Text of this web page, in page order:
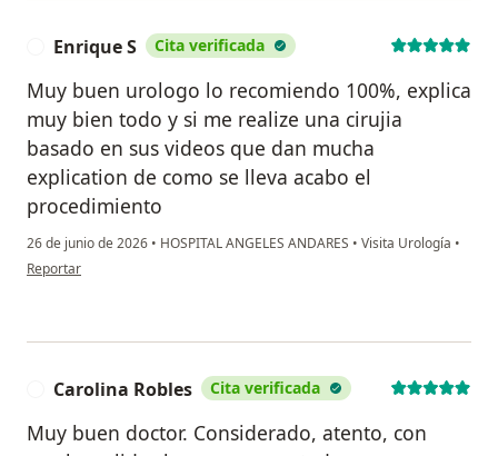
Enrique S Cita verificada
Muy buen urologo lo recomiendo 100%, explica
muy bien todo y si me realize una cirujia
basado en sus videos que dan mucha
explication de como se lleva acabo el
procedimiento
26 de junio de 2026 • HOSPITAL ANGELES ANDARES • Visita Urología •
en opinión del usuario Enrique S
Reportar
Carolina Robles Cita verificada
Muy buen doctor. Considerado, atento, con